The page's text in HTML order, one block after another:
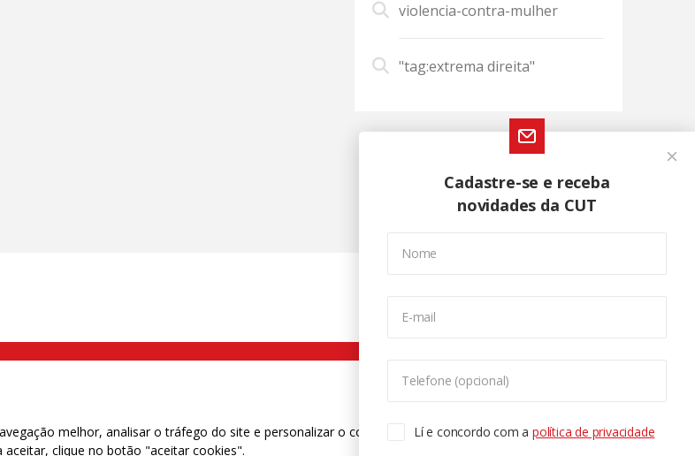
violencia-contra-mulher
"tag:extrema direita"
Cadastre-se e receba
novidades da CUT
Nome
E-mail
Telefone (opcional)
Lí e concordo com apolítica de privacidade
| Telefone (11) 2108 9200 - Fax (11) 2108 9310
melhor, analisar o tráfego do site e personalizar o conteúdo. Para saber mais
aceitar, clique no botão "aceitar cookies".